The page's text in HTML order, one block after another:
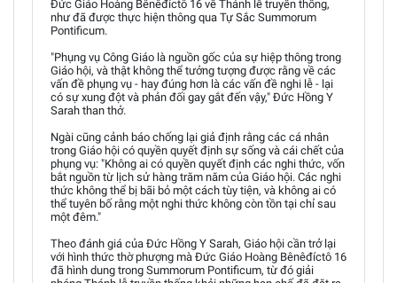
Đức Giáo Hoàng Bênêđíctô 16 về Thánh lễ truyền thống,
như đã được thực hiện thông qua Tự Sắc Summorum
Pontificum.
"Phụng vụ Công Giáo là nguồn gốc của sự hiệp thông trong
Giáo hội, và thật không thể tưởng tượng được rằng về các
vấn đề phụng vụ - hay đúng hơn là các vấn đề nghi lễ - lại
có sự xung đột và phản đối gay gắt đến vậy," Đức Hồng Y
Sarah than thở.
Ngài cũng cảnh báo chống lại giả định rằng các cá nhân
trong Giáo hội có quyền quyết định sự sống và cái chết của
phụng vụ: "Không ai có quyền quyết định các nghi thức, vốn
bắt nguồn từ lịch sử hàng trăm năm của Giáo hội. Các nghi
thức không thể bị bãi bỏ một cách tùy tiện, và không ai có
thể tuyên bố rằng một nghi thức không còn tồn tại chỉ sau
một đêm."
Theo đánh giá của Đức Hồng Y Sarah, Giáo hội cần trở lại
với hình thức thờ phượng mà Đức Giáo Hoàng Bênêđíctô 16
đã hình dung trong Summorum Pontificum, từ đó giải